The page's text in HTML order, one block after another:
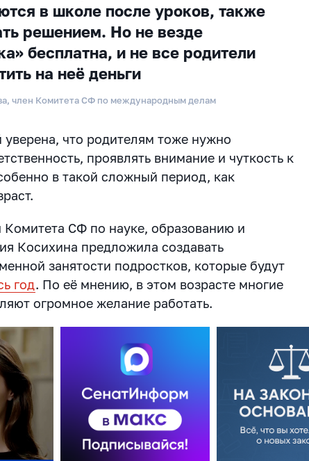
в школе после уроков, также
решением. Но не везде
бесплатна, и не все родители
на неё деньги
член Комитета СФ по международным делам
что родителям тоже нужно
проявлять внимание и чуткость к
в такой сложный период, как
Комитета СФ по науке, образованию и
Косихина предложила создавать
занятости подростков, которые будут
год. По её мнению, в этом возрасте многие
огромное желание работать.